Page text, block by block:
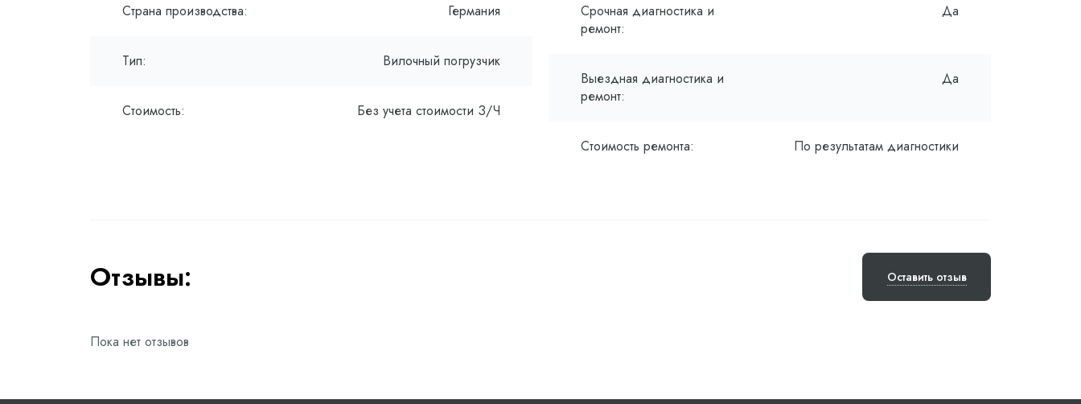
Страна производства: Германия
Тип: Вилочный погрузчик
Стоимость: Без учета стоимости З/Ч
Срочная диагностика и
ремонт:
Да
Выездная диагностика и
ремонт:
Да
Стоимость ремонта: По результатам диагностики
Отзывы: Оставить отзыв
Пока нет отзывов